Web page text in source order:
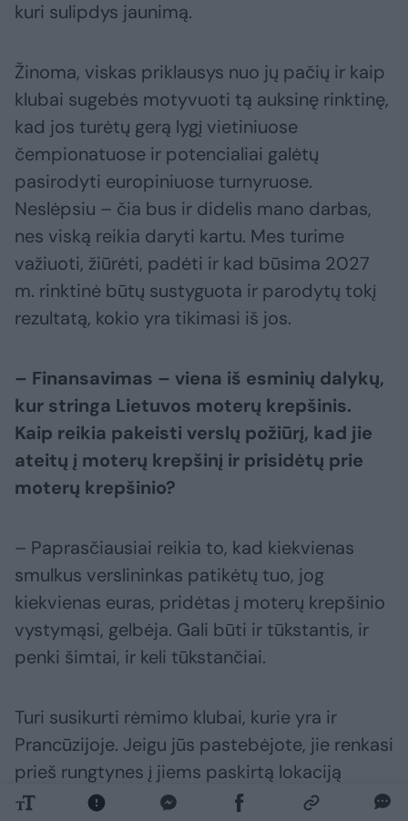
kuri sulipdys jaunimą.
Žinoma, viskas priklausys nuo jų pačių ir kaip
klubai sugebės motyvuoti tą auksinę rinktinę,
kad jos turėtų gerą lygį vietiniuose
čempionatuose ir potencialiai galėtų
pasirodyti europiniuose turnyruose.
Neslėpsiu – čia bus ir didelis mano darbas,
nes viską reikia daryti kartu. Mes turime
važiuoti, žiūrėti, padėti ir kad būsima 2027
m. rinktinė būtų sustyguota ir parodytų tokį
rezultatą, kokio yra tikimasi iš jos.
– Finansavimas – viena iš esminių dalykų,
kur stringa Lietuvos moterų krepšinis.
Kaip reikia pakeisti verslų požiūrį, kad jie
ateitų į moterų krepšinį ir prisidėtų prie
moterų krepšinio?
– Paprasčiausiai reikia to, kad kiekvienas
smulkus verslininkas patikėtų tuo, jog
kiekvienas euras, pridėtas į moterų krepšinio
vystymąsi, gelbėja. Gali būti ir tūkstantis, ir
penki šimtai, ir keli tūkstančiai.
Turi susikurti rėmimo klubai, kurie yra ir
Prancūzijoje. Jeigu jūs pastebėjote, jie renkasi
prieš rungtynes į jiems paskirtą lokaciją
arenoje, gurkšnoja vyną, dalijasi įspūdžiais,